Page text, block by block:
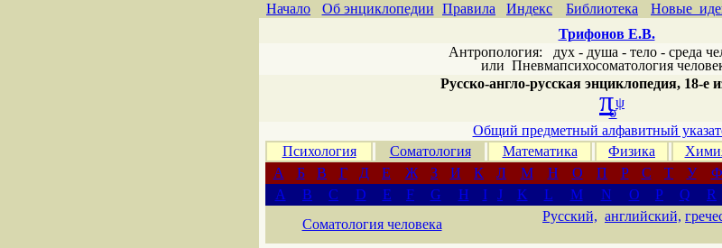
Начало Об энциклопедии Правила Индекс Библиотека Новые
Трифонов Е.В.
Антропология: дух - душа - тело - среда
или Пневмапсихосоматология
Русско-англо-русская энциклопедия, 18-е
πψ
σ
Общий предметный алфавитный
Психология
Соматология Математика Физика
А
Б В Г Д Е Ж З И К Л М Н О П Р С Т У Ф
A
B C D E F G H I J K L M N O P Q R
Соматология человека
Русский, английский,